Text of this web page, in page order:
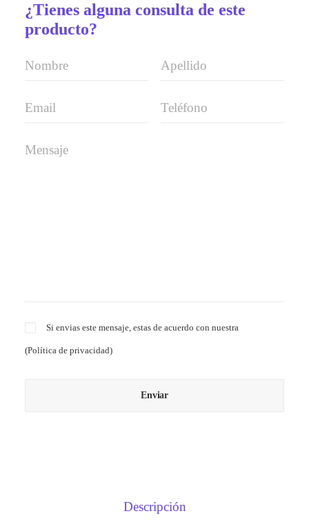
¿Tienes alguna consulta de este
producto?
Si envias este mensaje, estas de acuerdo con nuestra
(Política de privacidad)
Descripción